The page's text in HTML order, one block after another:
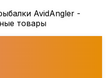
AvidAngler -
товары